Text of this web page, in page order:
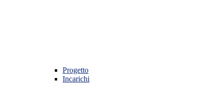
Progetto
Incarichi